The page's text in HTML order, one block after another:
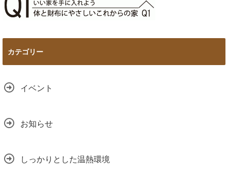
カテゴリー
イベント
お知らせ
しっかりとした温熱環境